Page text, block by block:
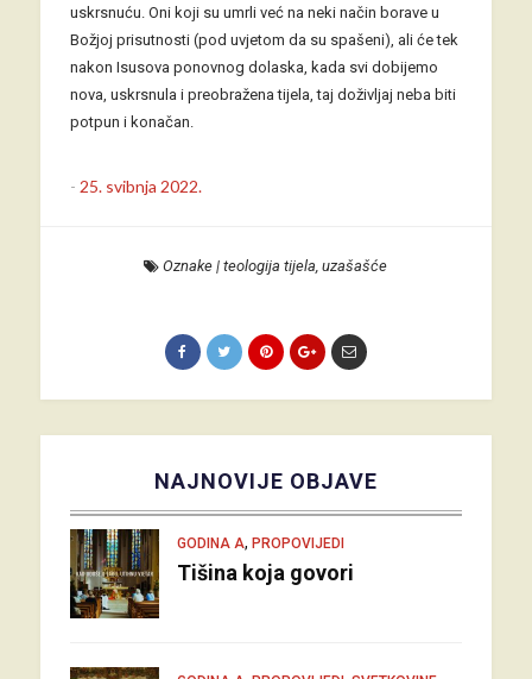
uskrsnuću. Oni koji su umrli već na neki način borave u
Božjoj prisutnosti (pod uvjetom da su spašeni), ali će tek
nakon Isusova ponovnog dolaska, kada svi dobijemo
nova, uskrsnula i preobražena tijela, taj doživljaj neba biti
potpun i konačan.
- 25. svibnja 2022.
Oznake |teologija tijela ,uzašašće
NAJNOVIJE OBJAVE
GODINA A, PROPOVIJEDI
Tišina koja govori